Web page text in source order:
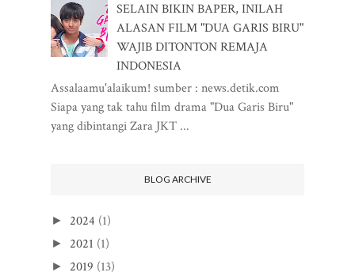
SELAIN BIKIN BAPER, INILAH
ALASAN FILM "DUA GARIS BIRU"
WAJIB DITONTON REMAJA
INDONESIA
Assalaamu'alaikum! sumber : news.detik.com
Siapa yang tak tahu film drama "Dua Garis Biru"
yang dibintangi Zara JKT ...
BLOG ARCHIVE
► 2024 (1)
► 2021 (1)
► 2019 (13)